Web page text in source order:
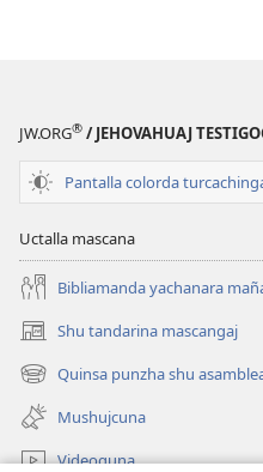
JW.ORG® / JEHOVAHUAJ
Pantalla colorda
Uctalla mascana
Bibliamanda yachanara
Shu tandarina mascangaj
(abre
una
nueva
ventana)
Quinsa punzha shu
(abre
una
nueva
ventana)
Mushujcuna
Videoguna